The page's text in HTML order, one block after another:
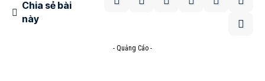
Chia sẻ bài
này
- Quảng Cáo -